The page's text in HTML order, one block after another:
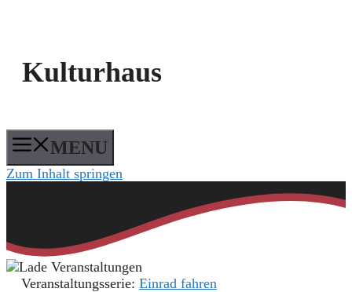
Kulturhaus
MENU
Zum Inhalt springen
Veranstaltungsserie: Einrad fahren